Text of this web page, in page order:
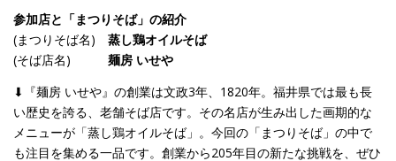
参加店と「まつりそば」の紹介
(まつりそば名) 蒸し鶏オイルそば
(そば店名) 麺房 いせや
⬇︎『麺房 いせや』の創業は文政3年、1820年。福井県では最も長
い歴史を誇る、老舗そば店です。その名店が生み出した画期的な
メニューが「蒸し鶏オイルそば」。今回の「まつりそば」の中で
も注目を集める一品です。創業から205年目の新たな挑戦を、ぜひ